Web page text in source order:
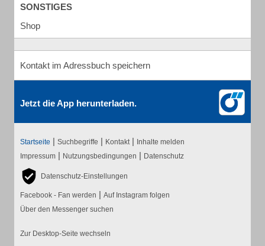
SONSTIGES
Shop
Kontakt im Adressbuch speichern
Jetzt die App herunterladen.
Startseite | Suchbegriffe | Kontakt | Inhalte melden
Impressum | Nutzungsbedingungen | Datenschutz
Datenschutz-Einstellungen
Facebook - Fan werden | Auf Instagram folgen
Über den Messenger suchen
Zur Desktop-Seite wechseln